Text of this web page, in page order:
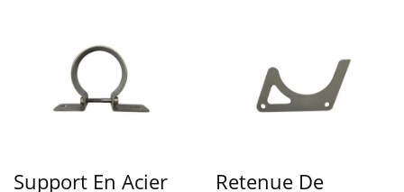
Support En Acier Retenue De